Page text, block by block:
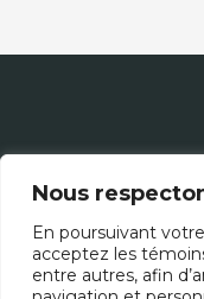
Nous
En poursuivant
acceptez les
entre autres, afin